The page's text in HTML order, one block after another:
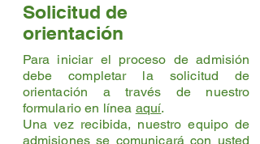
Solicitud de
orientación
Para iniciar el proceso de admisión
debe completar la solicitud de
orientación a través de nuestro
formulario en línea aquí.
Una vez recibida, nuestro equipo de
admisiones se comunicará con usted